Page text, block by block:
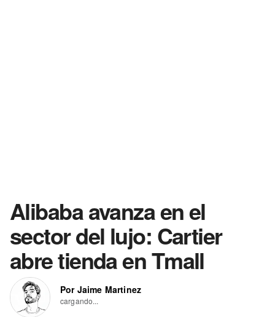
Alibaba avanza en el
sector del lujo: Cartier
abre tienda en Tmall
Por Jaime Martinez
cargando...